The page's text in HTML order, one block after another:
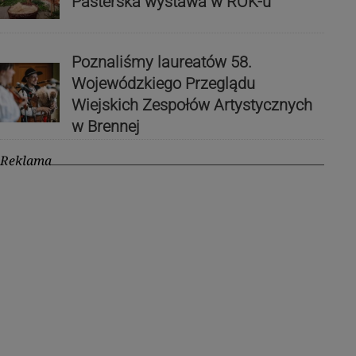
Poznaliśmy laureatów 58.
Wojewódzkiego Przeglądu
Wiejskich Zespołów Artystycznych
w Brennej
Reklama